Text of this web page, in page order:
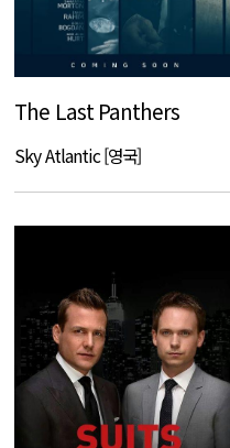
The Last Panthers
Sky Atlantic [영국]